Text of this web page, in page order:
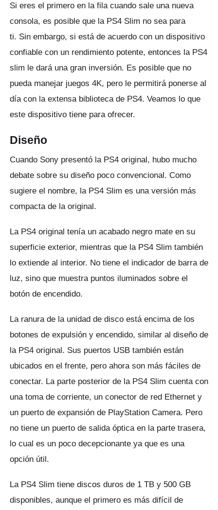
Si eres el primero en la fila cuando sale una nueva
consola, es posible que la PS4 Slim no sea para
ti. Sin embargo, si está de acuerdo con un dispositivo
confiable con un rendimiento potente, entonces la PS4
slim le dará una gran inversión. Es posible que no
pueda manejar juegos 4K, pero le permitirá ponerse al
día con la extensa biblioteca de PS4. Veamos lo que
este dispositivo tiene para ofrecer.
Diseño
Cuando Sony presentó la PS4 original, hubo mucho
debate sobre su diseño poco convencional. Como
sugiere el nombre, la PS4 Slim es una versión más
compacta de la original.
La PS4 original tenía un acabado negro mate en su
superficie exterior, mientras que la PS4 Slim también
lo extiende al interior. No tiene el indicador de barra de
luz, sino que muestra puntos iluminados sobre el
botón de encendido.
La ranura de la unidad de disco está encima de los
botones de expulsión y encendido, similar al diseño de
la PS4 original. Sus puertos USB también están
ubicados en el frente, pero ahora son más fáciles de
conectar. La parte posterior de la PS4 Slim cuenta con
una toma de corriente, un conector de red Ethernet y
un puerto de expansión de PlayStation Camera. Pero
no tiene un puerto de salida óptica en la parte trasera,
lo cual es un poco decepcionante ya que es una
opción útil.
La PS4 Slim tiene discos duros de 1 TB y 500 GB
disponibles, aunque el primero es más difícil de